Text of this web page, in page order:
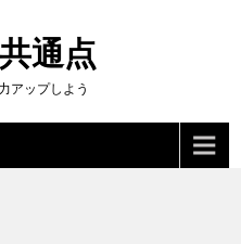
通点
アップしよう